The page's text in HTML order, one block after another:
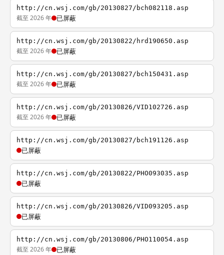
http://cn.wsj.com/gb/20130827/bch082118.asp
截至 2026 年 已屏蔽
http://cn.wsj.com/gb/20130822/hrd190650.asp
截至 2026 年 已屏蔽
http://cn.wsj.com/gb/20130827/bch150431.asp
截至 2026 年 已屏蔽
http://cn.wsj.com/gb/20130826/VID102726.asp
截至 2026 年 已屏蔽
http://cn.wsj.com/gb/20130827/bch191126.asp
已屏蔽
http://cn.wsj.com/gb/20130822/PHO093035.asp
已屏蔽
http://cn.wsj.com/gb/20130826/VID093205.asp
已屏蔽
http://cn.wsj.com/gb/20130806/PHO110054.asp
截至 2026 年 已屏蔽